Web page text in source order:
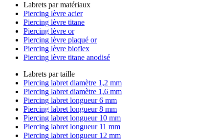
Labrets par matériaux
Piercing lèvre acier
Piercing lèvre titane
Piercing lèvre or
Piercing lèvre plaqué or
Piercing lèvre bioflex
Piercing lèvre titane anodisé
Labrets par taille
Piercing labret diamètre 1,2 mm
Piercing labret diamètre 1,6 mm
Piercing labret longueur 6 mm
Piercing labret longueur 8 mm
Piercing labret longueur 10 mm
Piercing labret longueur 11 mm
Piercing labret longueur 12 mm